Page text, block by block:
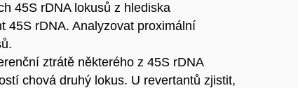
45S rDNA lokusů z hlediska
45S rDNA. Analyzovat proximální
ztrátě některého z 45S rDNA
chová druhý lokus. U revertantů zjistit,